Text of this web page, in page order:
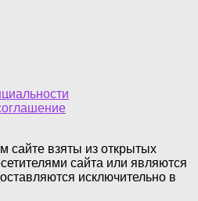
сайте взяты из открытых
сайта или являются
исключительно в